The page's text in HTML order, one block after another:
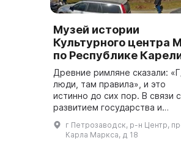
Музей истории
Культурного центра
по Республике
Древние римляне сказали:
люди, там правила», и это
истинно до сих пор. В связи с
развитием государства и
общества, в Карелии были
созданы правоохранительные
органы, которые имеют
г Петрозаводск, р-н Центр,
Карла Маркса, д 18